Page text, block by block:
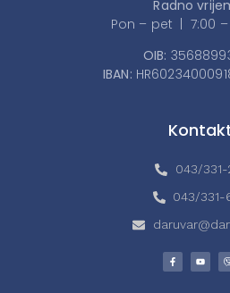
Radno
Pon – pet | 7:00 –
OIB:
IBAN:
043/331-
043/331-